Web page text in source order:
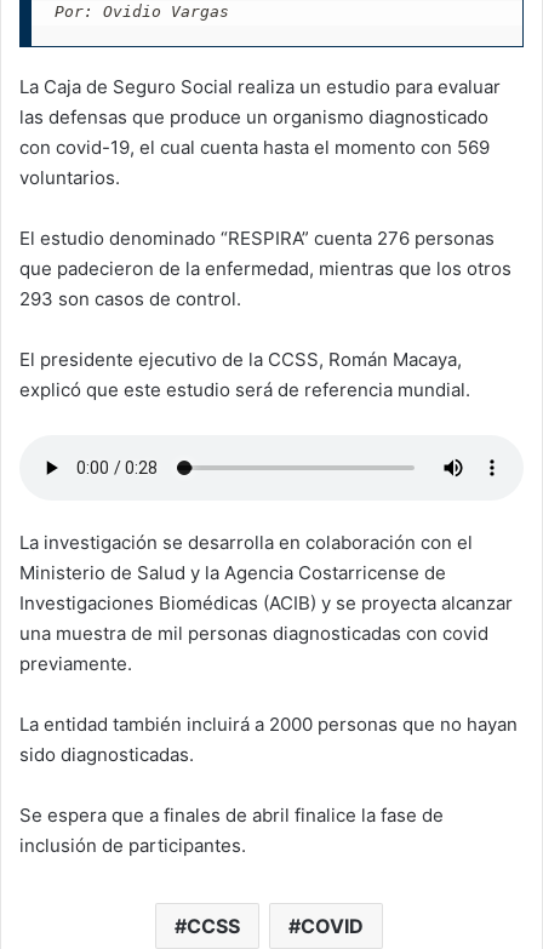
Por: Ovidio Vargas
La Caja de Seguro Social realiza un estudio para evaluar
las defensas que produce un organismo diagnosticado
con covid-19, el cual cuenta hasta el momento con 569
voluntarios.
El estudio denominado “RESPIRA” cuenta 276 personas
que padecieron de la enfermedad, mientras que los otros
293 son casos de control.
El presidente ejecutivo de la CCSS, Román Macaya,
explicó que este estudio será de referencia mundial.
La investigación se desarrolla en colaboración con el
Ministerio de Salud y la Agencia Costarricense de
Investigaciones Biomédicas (ACIB) y se proyecta alcanzar
una muestra de mil personas diagnosticadas con covid
previamente.
La entidad también incluirá a 2000 personas que no hayan
sido diagnosticadas.
Se espera que a finales de abril finalice la fase de
inclusión de participantes.
CCSS COVID